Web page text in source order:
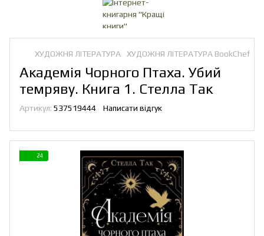
ХУДОЖНЯ ЛІТЕРАТУРА ХУДОЖНЯ ЛІТЕРАТУРА BookChef
Академія Чорного Птаха. Убий
темряву. Книга 1. Стелла Так
Артикул: 537519444 Написати відгук
24